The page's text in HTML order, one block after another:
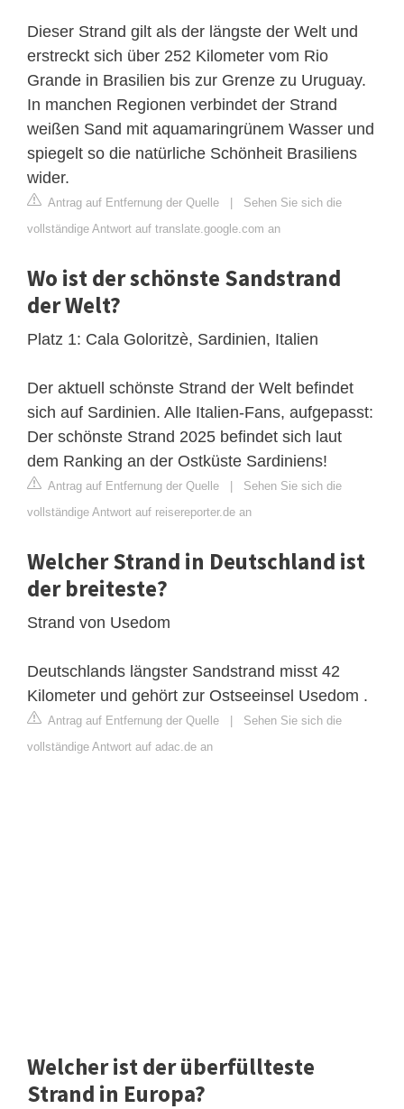
Dieser Strand gilt als der längste der Welt und
erstreckt sich über 252 Kilometer vom Rio
Grande in Brasilien bis zur Grenze zu Uruguay.
In manchen Regionen verbindet der Strand
weißen Sand mit aquamaringrünem Wasser und
spiegelt so die natürliche Schönheit Brasiliens
wider.
Antrag auf Entfernung der Quelle | Sehen Sie sich die
vollständige Antwort auf translate.google.com an
Wo ist der schönste Sandstrand
der Welt?
Platz 1: Cala Goloritzè, Sardinien, Italien
Der aktuell schönste Strand der Welt befindet
sich auf Sardinien. Alle Italien-Fans, aufgepasst:
Der schönste Strand 2025 befindet sich laut
dem Ranking an der Ostküste Sardiniens!
Antrag auf Entfernung der Quelle | Sehen Sie sich die
vollständige Antwort auf reisereporter.de an
Welcher Strand in Deutschland ist
der breiteste?
Strand von Usedom
Deutschlands längster Sandstrand misst 42
Kilometer und gehört zur Ostseeinsel Usedom .
Antrag auf Entfernung der Quelle | Sehen Sie sich die
vollständige Antwort auf adac.de an
Welcher ist der überfüllteste
Strand in Europa?